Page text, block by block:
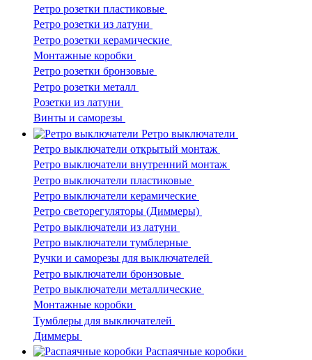
Ретро розетки пластиковые
Ретро розетки из латуни
Ретро розетки керамические
Монтажные коробки
Ретро розетки бронзовые
Ретро розетки металл
Розетки из латуни
Винты и саморезы
Ретро выключатели
Ретро выключатели открытый монтаж
Ретро выключатели внутренний монтаж
Ретро выключатели пластиковые
Ретро выключатели керамические
Ретро светорегуляторы (Диммеры)
Ретро выключатели из латуни
Ретро выключатели тумблерные
Ручки и саморезы для выключателей
Ретро выключатели бронзовые
Ретро выключатели металлические
Монтажные коробки
Тумблеры для выключателей
Диммеры
Распаячные коробки